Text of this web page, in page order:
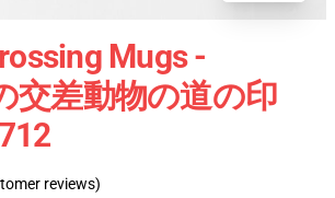
Mugs -
交差動物の道の印
reviews)